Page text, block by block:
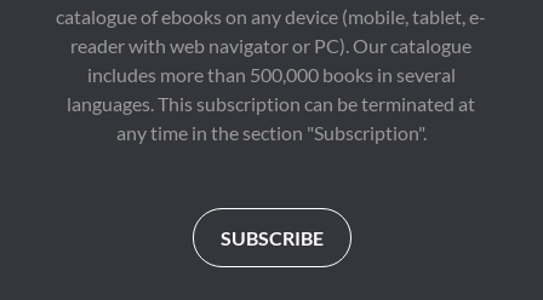
catalogue of ebooks on any device (mobile, tablet, e-
reader with web navigator or PC). Our catalogue
includes more than 500,000 books in several
languages. This subscription can be terminated at
any time in the section "Subscription".
SUBSCRIBE